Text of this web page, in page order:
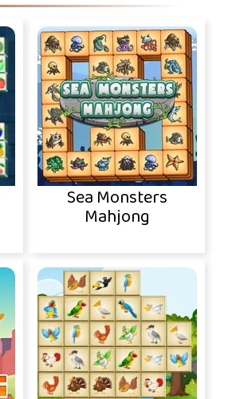
Sea Monsters
Mahjong